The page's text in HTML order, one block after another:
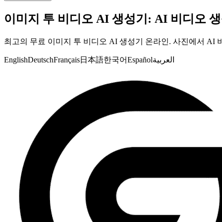
이미지 투 비디오 AI 생성기: AI 비디오
최고의 무료 이미지 투 비디오 AI 생성기 온라인. 사진에서 AI
EnglishDeutschFrançais日本語한국어Españolالعربية